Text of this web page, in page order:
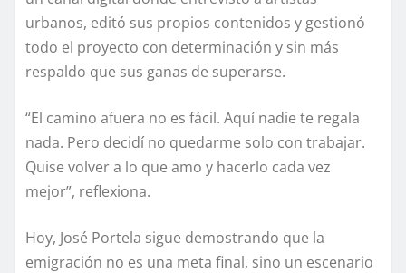
urbanos, editó sus propios contenidos y gestionó
todo el proyecto con determinación y sin más
respaldo que sus ganas de superarse.
“El camino afuera no es fácil. Aquí nadie te regala
nada. Pero decidí no quedarme solo con trabajar.
Quise volver a lo que amo y hacerlo cada vez
mejor”, reflexiona.
Hoy, José Portela sigue demostrando que la
emigración no es una meta final, sino un escenario